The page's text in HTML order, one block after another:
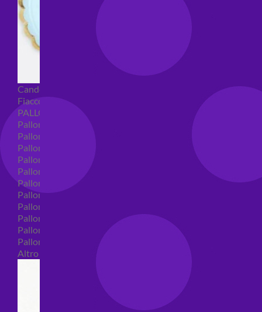
Candeline compleanno
Fiaccole
PALLONCINI
Palloncini in lattice
Palloncini in lattice monocolore
Palloncini in lattice monocolore dimensione 5"
Palloncini in lattice monocolore dimensione 10"
Palloncini in lattice monocolore dimensione 12"
Palloncini in lattice monocolore dimensione 16"
Palloncini in lattice decorati
Palloncini in lattice decorati dimensione 5"
Palloncini in lattice decorati dimensione 10"
Palloncini in lattice decorati dimensione 12"
Palloncini in lattice decorati dimensione 16"
Altro